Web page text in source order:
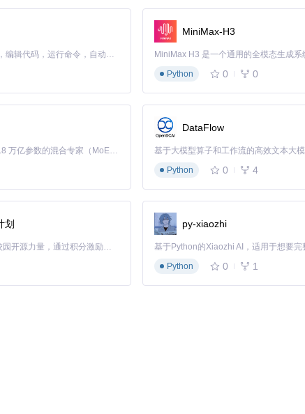
域（如开始菜单边缘）可能仍然保持圆角。
界面元素变为直角。
选项卡
Claude Code 的开源替代方案。连接任意大模型，编辑代码，运行命令，自动验证 — 全自动执行。用 Rust 构建，极致性能。 ｜ An open-source alternative to Claude Code. Connect any LLM, edit code, run commands, and verify changes — autonomously. Built in Rust for speed. Get Started
MiniMax-H3
Python
0 0
Kimi K3 是Kimi能力最强的模型：这是一个拥有 2.8 万亿参数的混合专家（MoE）模型，具备原生视觉理解能力，并支持 100 万 token 的上下文窗口。
DataFlow
基于大模型算子和工作流的高效文本大
Python
0 4
划
「源启盛夏」暑期校园开发者成长计划旨在激活校园开源力量，通过积分激励、认证扶持、资源倾斜等形式，引导高校组织和开发者完成「入驻 — 建项目 — 做贡献 — 获认证 — 得资源」的完整闭环。无论你是想带领社团入驻平台的组织者，还是希望用代码贡献证明自己的开发者，都能在这里找到属于你的成长路径。
py-xiaozhi
Python
0 1